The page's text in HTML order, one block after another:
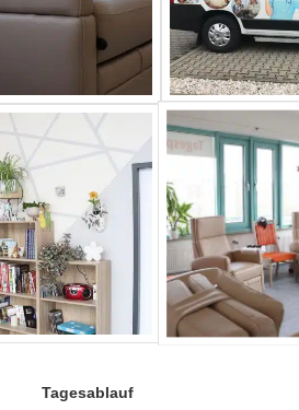
Tagesablauf